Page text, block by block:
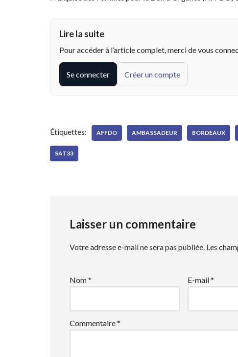
Lire la suite
Pour accéder à l’article complet, merci de vous
Se connecter Créer un compte
Étiquettes: AFFDO AMBASSADEUR BORDEAUX
SAT33
Laisser un commentaire
Votre adresse e-mail ne sera pas publiée. Les
Nom* E-mail*
Commentaire*